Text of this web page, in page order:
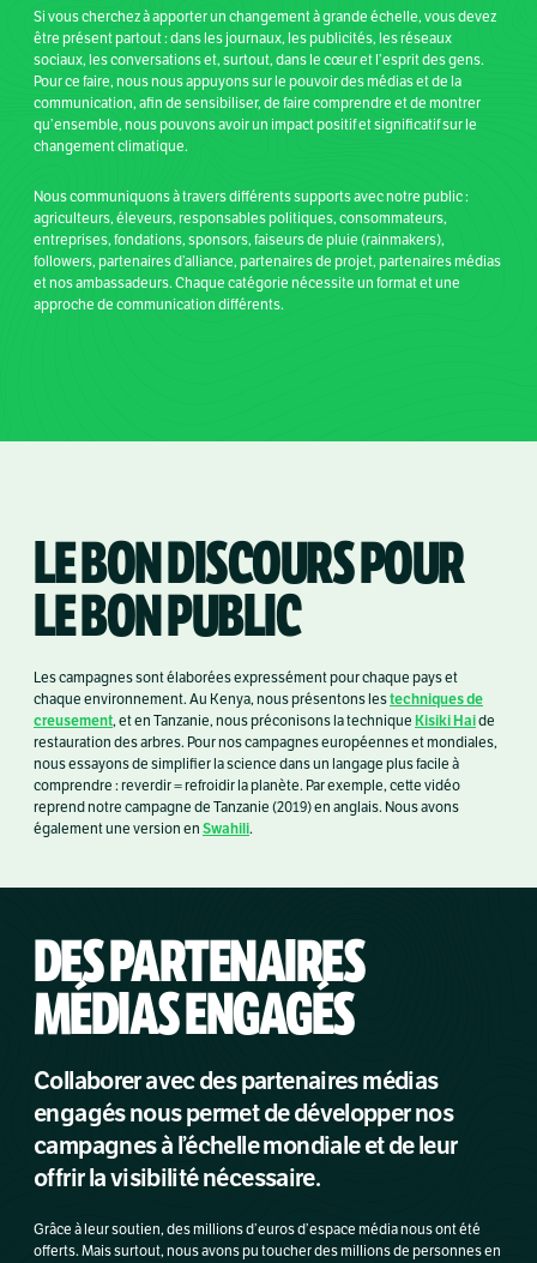
Si vous cherchez à apporter un changement à grande échelle, vous devez
être présent partout : dans les journaux, les publicités, les réseaux
sociaux, les conversations et, surtout, dans le cœur et l’esprit des gens.
Pour ce faire, nous nous appuyons sur le pouvoir des médias et de la
communication, afin de sensibiliser, de faire comprendre et de montrer
qu’ensemble, nous pouvons avoir un impact positif et significatif sur le
changement climatique.
Nous communiquons à travers différents supports avec notre public :
agriculteurs, éleveurs, responsables politiques, consommateurs,
entreprises, fondations, sponsors, faiseurs de pluie (rainmakers),
followers, partenaires d’alliance, partenaires de projet, partenaires médias
et nos ambassadeurs. Chaque catégorie nécessite un format et une
approche de communication différents.
LE BON DISCOURS POUR
LE BON PUBLIC
Les campagnes sont élaborées expressément pour chaque pays et
chaque environnement. Au Kenya, nous présentons lestechniques de
creusement, et en Tanzanie, nous préconisons la technique Kisiki Haide
restauration des arbres. Pour nos campagnes européennes et mondiales,
nous essayons de simplifier la science dans un langage plus facile à
comprendre : reverdir = refroidir la planète. Par exemple, cette vidéo
reprend notre campagne de Tanzanie (2019) en anglais. Nous avons
également une version en Swahili.
DES PARTENAIRES
MÉDIAS ENGAGÉS
Collaborer avec des partenaires médias
engagés nous permet de développer nos
campagnes à l’échelle mondiale et de leur
offrir la visibilité nécessaire.
Grâce à leur soutien, des millions d’euros d’espace média nous ont été
offerts. Mais surtout, nous avons pu toucher des millions de personnes en